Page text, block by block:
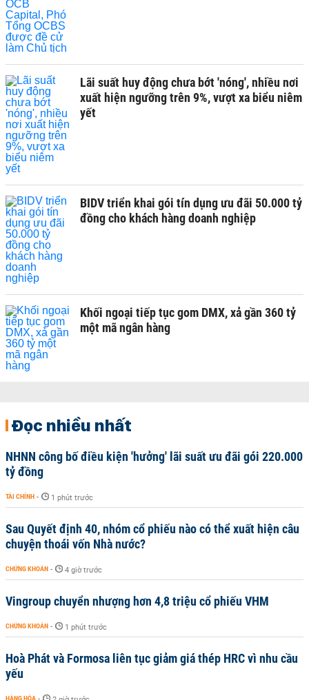
Lãi suất huy động chưa bớt 'nóng', nhiều nơi
xuất hiện ngưỡng trên 9%, vượt xa biểu niêm
yết
BIDV triển khai gói tín dụng ưu đãi 50.000 tỷ
đồng cho khách hàng doanh nghiệp
Khối ngoại tiếp tục gom DMX, xả gần 360 tỷ
một mã ngân hàng
Đọc nhiều nhất
NHNN công bố điều kiện 'hưởng' lãi suất ưu đãi gói 220.000
tỷ đồng
TÀI CHÍNH - 1 phút trước
Sau Quyết định 40, nhóm cổ phiếu nào có thể xuất hiện câu
chuyện thoái vốn Nhà nước?
CHỨNG KHOÁN - 4 giờ trước
Vingroup chuyển nhượng hơn 4,8 triệu cổ phiếu VHM
CHỨNG KHOÁN - 1 phút trước
Hoà Phát và Formosa liên tục giảm giá thép HRC vì nhu cầu
yếu
HÀNG HÓA